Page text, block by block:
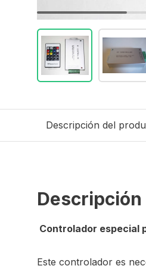
Descripción del
Descripción
Controlador especial
Este controlador es